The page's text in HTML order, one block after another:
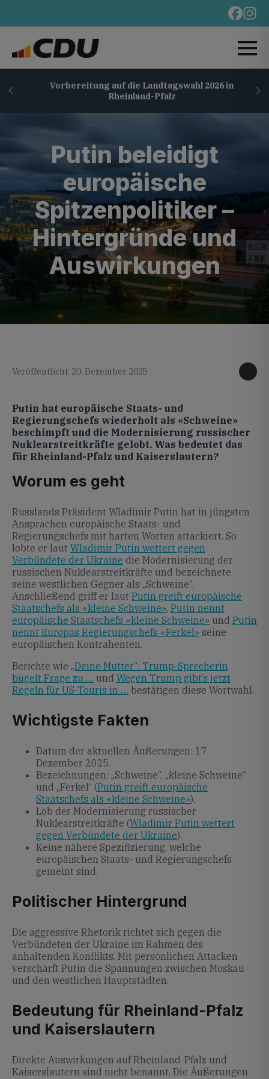
Vorbereitung auf die Landtagswahl 2026 in
Rheinland-Pfalz
Putin beleidigt
europäische
Spitzenpolitiker –
Hintergründe und
Auswirkungen
Veröffentlicht: 20. Dezember 2025
Putin hat europäische Staats- und
Regierungschefs wiederholt als «Schweine»
beschimpft und die Modernisierung russischer
Nuklearstreitkräfte gelobt. Was bedeutet das
für Rheinland-Pfalz und Kaiserslautern?
Worum es geht
Russlands Präsident Wladimir Putin hat in jüngsten
Ansprachen europäische Staats- und
Regierungschefs mit harten Worten attackiert. So
lobte er laut Wladimir Putin wettert gegen
Verbündete der Ukraine die Modernisierung der
russischen Nuklearstreitkräfte und bezeichnete
seine westlichen Gegner als „Schweine“.
Anschließend griff er laut Putin greift europäische
Staatschefs als «kleine Schweine», Putin nennt
europäische Staatschefs «kleine Schweine» und Putin
nennt Europas Regierungschefs «Ferkel» seine
europäischen Kontrahenten.
Berichte wie „Deine Mutter“: Trump-Sprecherin
bügelt Frage zu … und Wegen Trump gibt’s jetzt
Regeln für US-Touris in … bestätigen diese Wortwahl.
Wichtigste Fakten
Datum der aktuellen Äußerungen: 17.
Dezember 2025.
Bezeichnungen: „Schweine“, „kleine Schweine“
und „Ferkel“ (Putin greift europäische
Staatschefs als «kleine Schweine»).
Lob der Modernisierung russischer
Nuklearstreitkräfte (Wladimir Putin wettert
gegen Verbündete der Ukraine).
Keine nähere Spezifizierung, welche
europäischen Staats- und Regierungschefs
gemeint sind.
Politischer Hintergrund
Die aggressive Rhetorik richtet sich gegen die
Verbündeten der Ukraine im Rahmen des
anhaltenden Konflikts. Mit persönlichen Attacken
verschärft Putin die Spannungen zwischen Moskau
und den westlichen Hauptstädten.
Bedeutung für Rheinland-Pfalz
und Kaiserslautern
Direkte Auswirkungen auf Rheinland-Pfalz und
Kaiserslautern sind nicht benannt. Die Äußerungen